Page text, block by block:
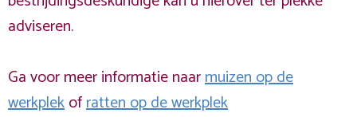
adviseren.
Ga voor meer informatie naarmuizen op de
werkplekofratten op de werkplek